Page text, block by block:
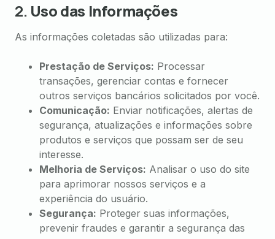
2. Uso das Informações
As informações coletadas são utilizadas para:
Prestação de Serviços: Processar
transações, gerenciar contas e fornecer
outros serviços bancários solicitados por você.
Comunicação: Enviar notificações, alertas de
segurança, atualizações e informações sobre
produtos e serviços que possam ser de seu
interesse.
Melhoria de Serviços: Analisar o uso do site
para aprimorar nossos serviços e a
experiência do usuário.
Segurança: Proteger suas informações,
prevenir fraudes e garantir a segurança das